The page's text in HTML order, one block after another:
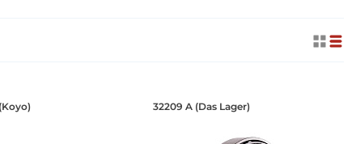
на вал 45 мм. Артикул
конический роликовый
75х115х25/19 мм,
Подшипник
32209 A (Das Lager)